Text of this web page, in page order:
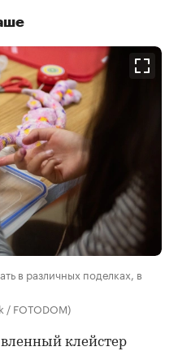
в различных поделках, в
FOTODOM)
клейстер